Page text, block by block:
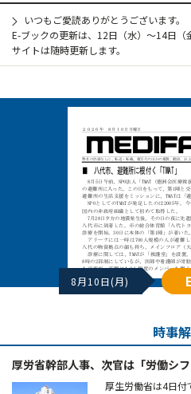
いつもご愛読ありがとうございます。
E-ブックの更新は、12日（水）～14日（
サイトは随時更新します。
8月10日(月)
時事
厚労省幹部人事、次官は「労働シ
厚生労働省は4日付